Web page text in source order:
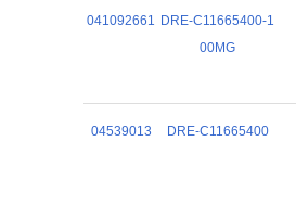
041092661 DRE-C11665400-1
00MG
04539013 DRE-C11665400